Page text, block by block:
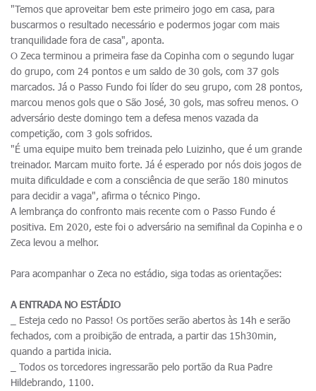
"Temos que aproveitar bem este primeiro jogo em casa, para
buscarmos o resultado necessário e podermos jogar com mais
tranquilidade fora de casa", aponta.
O Zeca terminou a primeira fase da Copinha com o segundo lugar
do grupo, com 24 pontos e um saldo de 30 gols, com 37 gols
marcados. Já o Passo Fundo foi líder do seu grupo, com 28 pontos,
marcou menos gols que o São José, 30 gols, mas sofreu menos. O
adversário deste domingo tem a defesa menos vazada da
competição, com 3 gols sofridos.
"É uma equipe muito bem treinada pelo Luizinho, que é um grande
treinador. Marcam muito forte. Já é esperado por nós dois jogos de
muita dificuldade e com a consciência de que serão 180 minutos
para decidir a vaga", afirma o técnico Pingo.
A lembrança do confronto mais recente com o Passo Fundo é
positiva. Em 2020, este foi o adversário na semifinal da Copinha e o
Zeca levou a melhor.
Para acompanhar o Zeca no estádio, siga todas as orientações:
A ENTRADA NO ESTÁDIO
_ Esteja cedo no Passo! Os portões serão abertos às 14h e serão
fechados, com a proibição de entrada, a partir das 15h30min,
quando a partida inicia.
_ Todos os torcedores ingressarão pelo portão da Rua Padre
Hildebrando, 1100.